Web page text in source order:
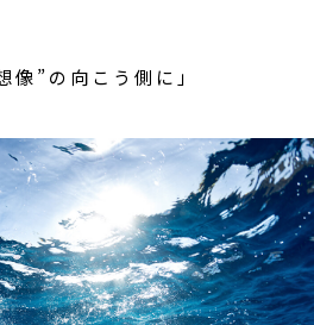
像”の向こう側に」